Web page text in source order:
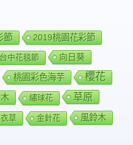
節
2019桃園花彩節
台中花毯節 向日葵
桃園彩色海芋 櫻花
繡球花 草原
草 金針花 風鈴木